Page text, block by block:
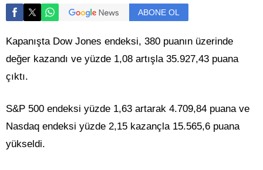
ABONE OL
Kapanışta Dow Jones endeksi, 380 puanın üzerinde
değer kazandı ve yüzde 1,08 artışla 35.927,43 puana
çıktı.
S&P 500 endeksi yüzde 1,63 artarak 4.709,84 puana ve
Nasdaq endeksi yüzde 2,15 kazançla 15.565,6 puana
yükseldi.